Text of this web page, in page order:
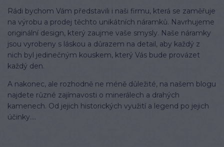
Rádi bychom Vám představili i naši firmu, která se zaměřuje
na výrobu a prodej těchto unikátních náramků. Navrhujeme
originální design, který zaujme vaše smysly. Naše náramky
jsou vyrobeny s láskou a důrazem na detail, aby každý z
nich byl jedinečným kouskem, který Vás bude provázet
každý den.
A nakonec, ale rozhodně ne méně důležité, na našem blogu
najdete různé zajímavosti o minerálech a drahých
kamenech. Od jejich historických využití a legend po jejich
účinky....